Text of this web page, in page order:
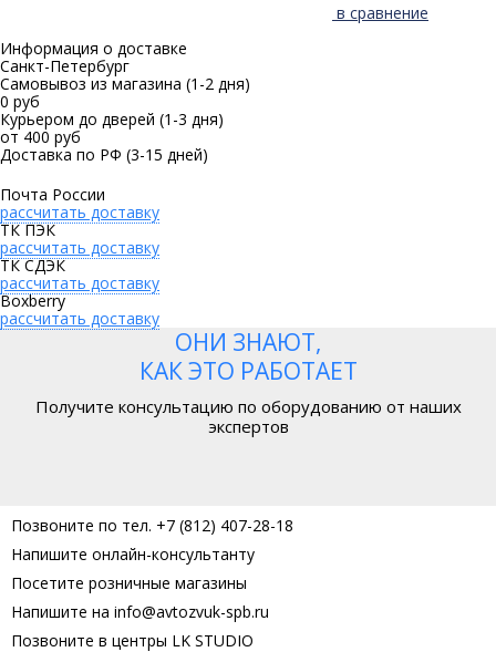
в сравнение
Информация о доставке
Санкт-Петербург
Самовывоз из магазина (1-2 дня)
0 руб
Курьером до дверей (1-3 дня)
от 400 руб
Доставка по РФ (3-15 дней)
Почта России
рассчитать доставку
ТК ПЭК
рассчитать доставку
ТК СДЭК
рассчитать доставку
Boxberry
рассчитать доставку
ОНИ ЗНАЮТ,
КАК ЭТО РАБОТАЕТ
Получите консультацию по оборудованию от наших
экспертов
Позвоните по тел. +7 (812) 407-28-18
Напишите онлайн-консультанту
Посетите розничные магазины
Напишите на info@avtozvuk-spb.ru
Позвоните в центры LK STUDIO